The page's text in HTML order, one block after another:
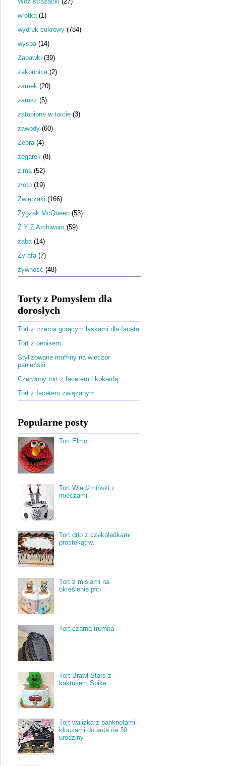
wrotka (1)
wydruk cukrowy (784)
wyspa (14)
Zabawki (39)
zakonnica (2)
zamek (20)
zamsz (5)
zatopione w torcie (3)
zawody (60)
Zebra (4)
zegarek (8)
zima (52)
złoto (19)
Zwierzaki (166)
Zygzak McQueen (53)
Ż Y Z Archiwum (59)
żaba (14)
Żyrafa (7)
żywność (48)
Torty z Pomysłem dla
dorosłych
Tort z trzema gorącym laskami dla faceta.
Tort z penisem.
Stylizowane muffiny na wieczór
panieński.
Czerwony tort z facetem i kokardą.
Tort z facetem związanym.
Popularne posty
Tort Elmo.
Tort Wiedźmiński z
mieczami.
Tort drip z czekoladkami
prostokątny.
Tort z misiami na
określenie płci
Tort czarna trumna
Tort Brawl Stars z
kaktusem Spike.
Tort walizka z banknotami i
kluczami do auta na 30
urodziny